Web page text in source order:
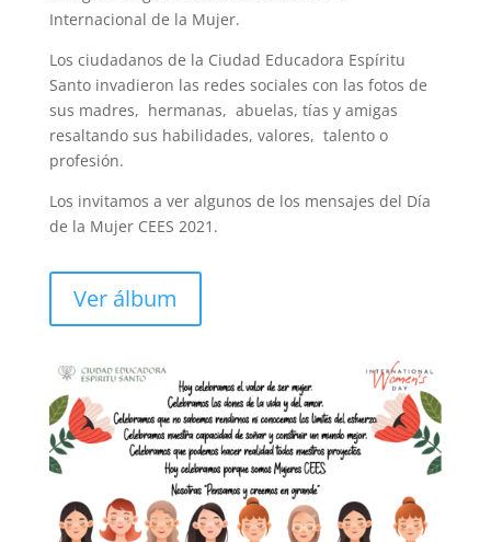
Internacional de la Mujer.
Los ciudadanos de la Ciudad Educadora Espíritu
Santo invadieron las redes sociales con las fotos de
sus madres, hermanas, abuelas, tías y amigas
resaltando sus habilidades, valores, talento o
profesión.
Los invitamos a ver algunos de los mensajes del Día
de la Mujer CEES 2021.
Ver álbum